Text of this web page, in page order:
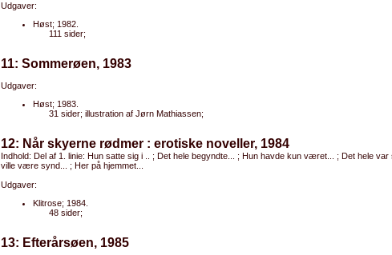
Udgaver:
Høst; 1982.
111 sider;
11: Sommerøen, 1983
Udgaver:
Høst; 1983.
31 sider; illustration af Jørn Mathiassen;
12: Når skyerne rødmer : erotiske noveller, 1984
Indhold: Del af 1. linie: Hun satte sig i .. ; Det hele begyndte... ; Hun havde kun været... ; Det hele var
ville være synd... ; Her på hjemmet...
Udgaver:
Klitrose; 1984.
48 sider;
13: Efterårsøen, 1985